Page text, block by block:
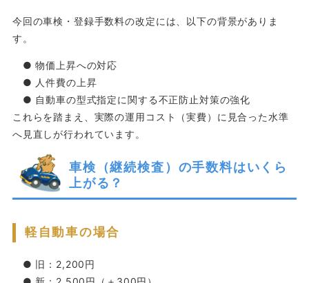
今回の車検・登録手数料の改定には、以下の背景がありま
す。
● 物価上昇への対応
● 人件費の上昇
● 自動車の型式指定に関する不正防止対策の強化
これらを踏まえ、実際の運用コスト（実費）に見合った水準
へ見直しが行われています。
車検（継続検査）の手数料はいくら
上がる？
軽自動車の場合
● 旧：2,200円